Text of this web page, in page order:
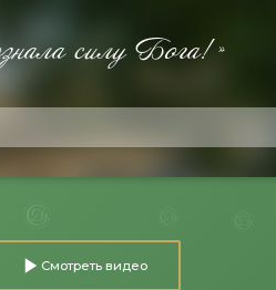
силу Бога!»
Смотреть видео